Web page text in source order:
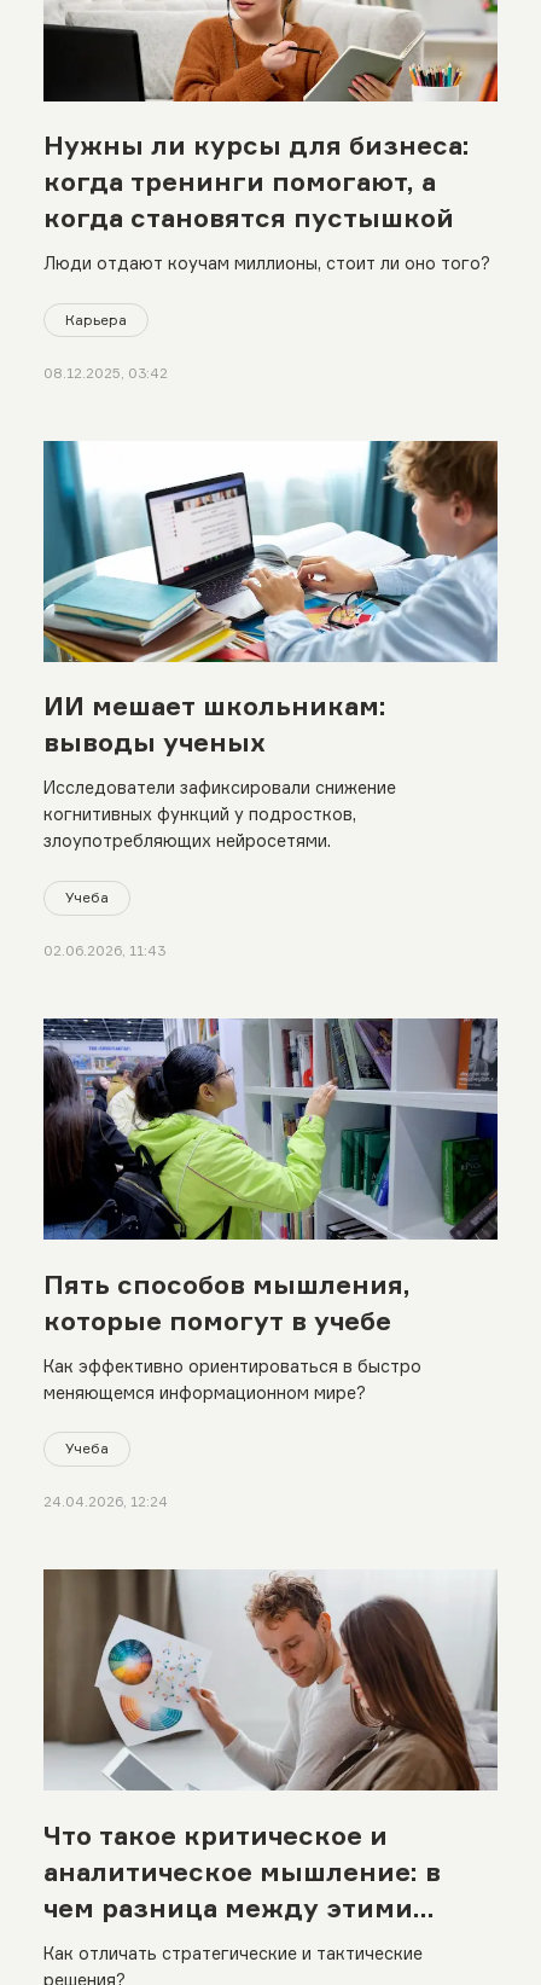
Нужны ли курсы для бизнеса:
когда тренинги помогают, а
когда становятся пустышкой
Люди отдают коучам миллионы, стоит ли оно того?
Карьера
08.12.2025, 03:42
ИИ мешает школьникам:
выводы ученых
Исследователи зафиксировали снижение
когнитивных функций у подростков,
злоупотребляющих нейросетями.
Учеба
02.06.2026, 11:43
Пять способов мышления,
которые помогут в учебе
Как эффективно ориентироваться в быстро
меняющемся информационном мире?
Учеба
24.04.2026, 12:24
Что такое критическое и
аналитическое мышление: в
чем разница между этими
подходами
Как отличать стратегические и тактические
решения?